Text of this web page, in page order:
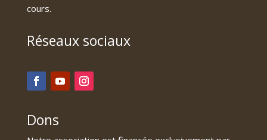
cours.
Réseaux sociaux
Dons